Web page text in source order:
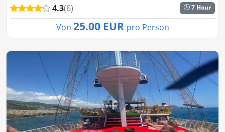
abenteuerreichen Tag i...
4.3(6) 7 Hour
Von 25.00 EUR pro Person